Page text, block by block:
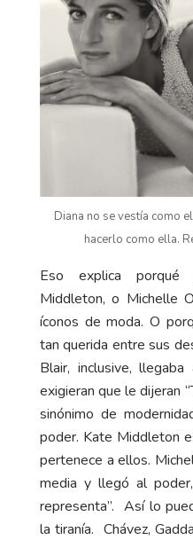
Diana no se vestía como
hacerlo como ella.
Eso explica porqué
Middleton, o Michelle
íconos de moda. O
tan querida entre sus
Blair, inclusive,
exigieran que le dijeran
sinónimo de
poder. Kate Middleton
pertenece a ellos.
media y llegó al
representa”. Así lo
la tiranía. Chávez,